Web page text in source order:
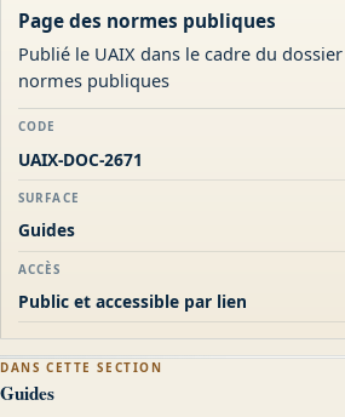
Page des normes publiques
Publié le UAIX dans le cadre du
normes publiques
CODE
UAIX-DOC-2671
SURFACE
Guides
ACCÈS
Public et accessible par lien
DANS CETTE SECTION
Guides